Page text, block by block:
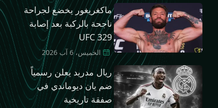
ماكغريغور يخضع لجراحة
ناجحة بالركبة بعد إصابة
UFC 329
الخميس، 6 آب 2026
ريال مدريد يعلن رسمياً
ضم يان ديوماندي في
صفقة تاريخية